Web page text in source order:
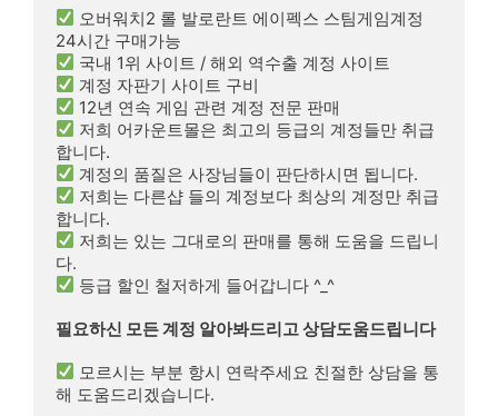
오버워치2 롤 발로란트 에이펙스 스팀게임계정
저희 어카운트몰은 최고의 등급의 계정들만 취급
저희는 다른샵 들의 계정보다 최상의 계정만 취급
저희는 있는 그대로의 판매를 통해 도움을 드립니
등급 할인 철저하게 들어갑니다 ^_^
필요하신 모든 계정 알아봐드리고 상담도움드립니다
모르시는 부분 항시 연락주세요 친절한 상담을 통
해 도움드리겠습니다.